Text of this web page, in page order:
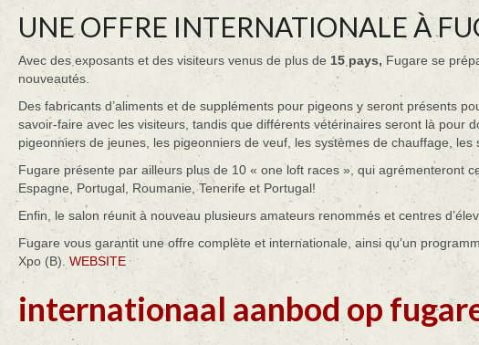
UNE OFFRE INTERNATIONALE À
Avec des exposants et des visiteurs venus de plus de 15 pays, Fugare se
nouveautés.
Des fabricants d’aliments et de suppléments pour pigeons y seront présents
savoir-faire avec les visiteurs, tandis que différents vétérinaires seront là pour
pigeonniers de jeunes, les pigeonniers de veuf, les systèmes de chauffage,
Fugare présente par ailleurs plus de 10 « one loft races », qui agrémenteront
Espagne, Portugal, Roumanie, Tenerife et Portugal!
Enfin, le salon réunit à nouveau plusieurs amateurs renommés et centres
Fugare vous garantit une offre complète et internationale, ainsi qu’un
Xpo (B). WEBSITE
internationaal aanbod op